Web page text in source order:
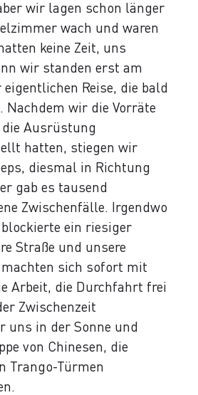
wir lagen schon länger
wach und waren
keine Zeit, uns
wir standen erst am
Reise, die bald
Nachdem wir die Vorräte
Ausrüstung
hatten, stiegen wir
diesmal in Richtung
gab es tausend
Zwischenfälle. Irgendwo
ein riesiger
Straße und unsere
machten sich sofort mit
Arbeit, die Durchfahrt frei
Zwischenzeit
uns in der Sonne und
von Chinesen, die
Trango-Türmen